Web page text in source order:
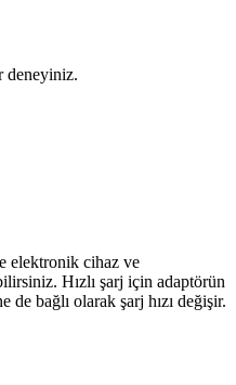
deneyiniz.
elektronik cihaz ve
Hızlı şarj için adaptörün
de bağlı olarak şarj hızı değişir.